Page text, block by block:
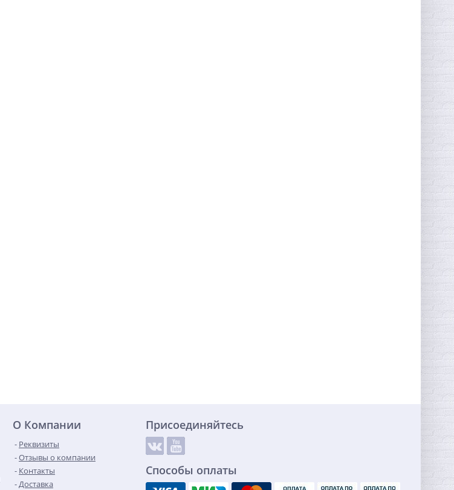
О Компании
Реквизиты
Отзывы о компании
Контакты
Доставка
Присоединяйтесь
Способы оплаты